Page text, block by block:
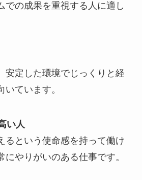
での成果を重視する人に適し
安定した環境でじっくりと経
ています。
い人
るという使命感を持って働け
にやりがいのある仕事です。